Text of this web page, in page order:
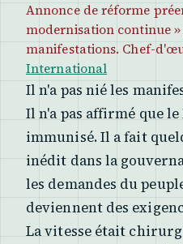
Annonce de réforme
modernisation continue
manifestations. Chef-
International
Il n'a pas nié les
Il n'a pas affirmé que
immunisé. Il a fait
inédit dans la
les demandes du
deviennent des
La vitesse était